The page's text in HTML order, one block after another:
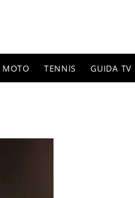
MOTO TENNIS GUIDA TV